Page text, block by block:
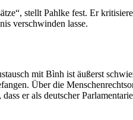
stellt Pahlke fest. Er
verschwinden lasse.
mit Bình ist äußerst
Über die
er als deutscher